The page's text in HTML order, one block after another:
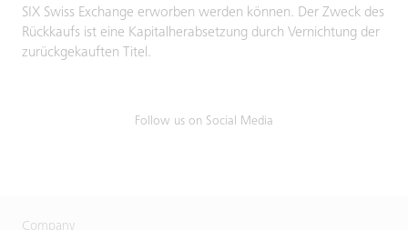
SIX Swiss Exchange erworben werden können. Der Zweck des
Rückkaufs ist eine Kapitalherabsetzung durch Vernichtung der
zurückgekauften Titel.
Follow us on Social Media
Company